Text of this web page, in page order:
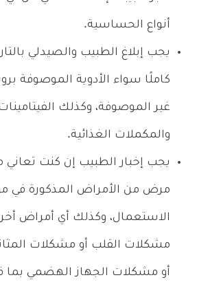
أنواع الحساسية.
يجب إبلاغ الطبيب والصيدلي
كاملًا سواء الأدوية الموصوفة
غير الموصوفة، وكذلك
والمكملات الغذائية.
يجب إخبار الطبيب إن كنت تعاني
مرض من الأمراض المذكورة في
الاستعمال، وكذلك أي أمراض
مشكلات القلب أو مشكلات
أو مشكلات الجهاز الهضمي بما